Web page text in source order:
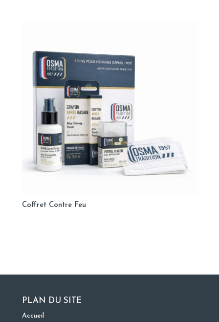
Coffret Contre Feu
PLAN DU SITE
Accueil